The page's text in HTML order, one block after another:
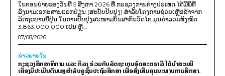
ໃນຕອນບ່າຍຂອງວັນທີ 5 ສິງຫາ 2026 ທີ່ ກະຊວງການຕ່າງປະເທດ ໄດ້ມີພິທີ
ລົງນາມເອກະສານແລກປ່ຽນ (ສະບັບປັບປຸງ) ສໍາລັບໂຄງການຊ່ວຍເຫຼືອລ້າຈາກ
ລັດຖະບານຍີ່ປຸ່ນ ໃນການປັບປຸງສະໜາມບິນສາກົນວັດໄຕ ມູນຄ່າລວມທັງໝົດ
3,863,000,000 ເຢນ ຫຼື...
07/08/2026
ຂ່າວພາຍ​ໃນ
ກະຊວງສຶກສາທິການ ແລະ ກິລາ ຮ່ວມກັບລັດຖະບານອົດສະຕຣາລີ ໄດ້ນຳສະເໜີ
ເຄື່ອງມືປະເມີນຕົນເອງສຳລັບຄູຊັ້ນປະຖົມສຶກສາ ເພື່ອສົ່ງເສີມຄຸນນະພາບການສຶກສາ.